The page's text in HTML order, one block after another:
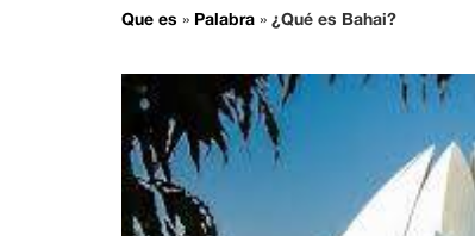
Que es » Palabra » ¿Qué es Bahai?